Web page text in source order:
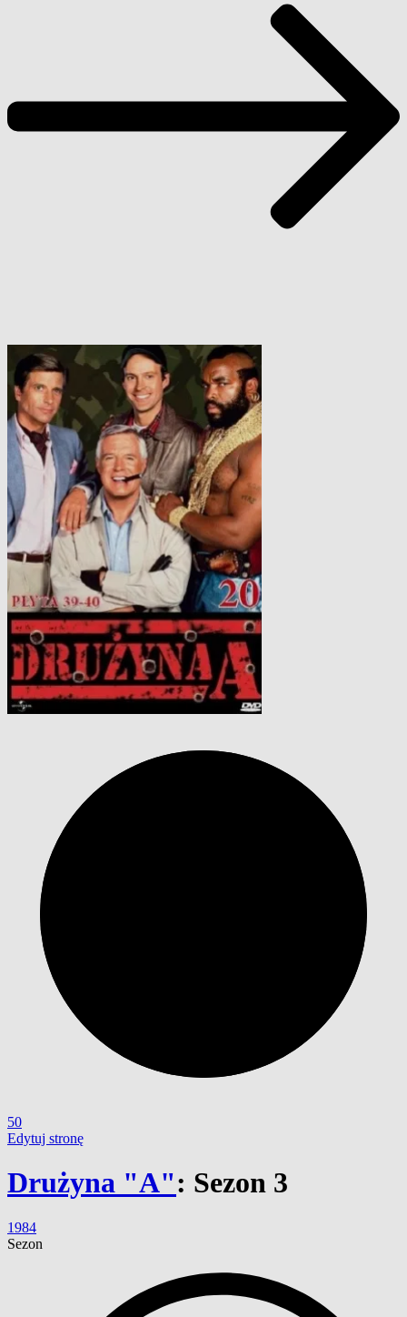
50
Edytuj stronę
Drużyna "A": Sezon 3
1984
Sezon